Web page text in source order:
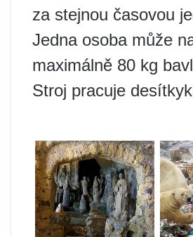
za stejnou časovou
Jedna osoba může
maximálně 80 kg
Stroj pracuje